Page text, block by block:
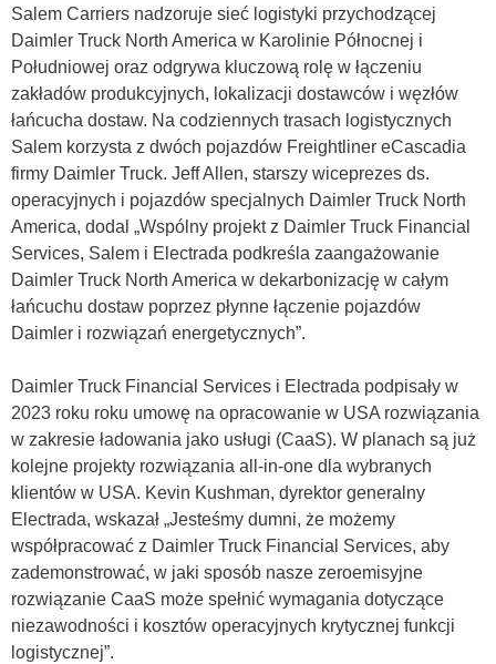
Salem Carriers nadzoruje sieć logistyki przychodzącej
Daimler Truck North America w Karolinie Północnej i
Południowej oraz odgrywa kluczową rolę w łączeniu
zakładów produkcyjnych, lokalizacji dostawców i węzłów
łańcucha dostaw. Na codziennych trasach logistycznych
Salem korzysta z dwóch pojazdów Freightliner eCascadia
firmy Daimler Truck. Jeff Allen, starszy wiceprezes ds.
operacyjnych i pojazdów specjalnych Daimler Truck North
America, dodal „Wspólny projekt z Daimler Truck Financial
Services, Salem i Electrada podkreśla zaangażowanie
Daimler Truck North America w dekarbonizację w całym
łańcuchu dostaw poprzez płynne łączenie pojazdów
Daimler i rozwiązań energetycznych”.
Daimler Truck Financial Services i Electrada podpisały w
2023 roku roku umowę na opracowanie w USA rozwiązania
w zakresie ładowania jako usługi (CaaS). W planach są już
kolejne projekty rozwiązania all-in-one dla wybranych
klientów w USA. Kevin Kushman, dyrektor generalny
Electrada, wskazał „Jesteśmy dumni, że możemy
współpracować z Daimler Truck Financial Services, aby
zademonstrować, w jaki sposób nasze zeroemisyjne
rozwiązanie CaaS może spełnić wymagania dotyczące
niezawodności i kosztów operacyjnych krytycznej funkcji
logistycznej”.